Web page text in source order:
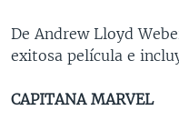
De Andrew Lloyd
exitosa película e
CAPITANA MARVEL